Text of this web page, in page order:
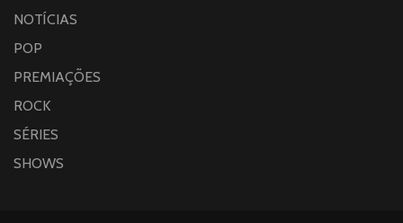
NOTÍCIAS
POP
PREMIAÇÕES
ROCK
SÉRIES
SHOWS